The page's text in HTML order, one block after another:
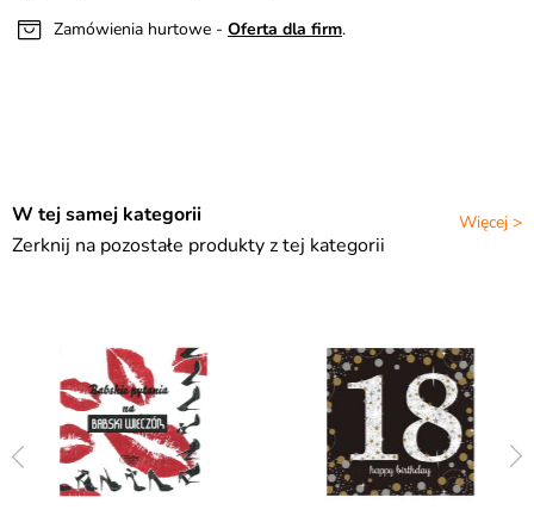
Zamówienia hurtowe - Oferta dla firm.
Więcej >
W tej samej kategorii
Zerknij na pozostałe produkty z tej kategorii